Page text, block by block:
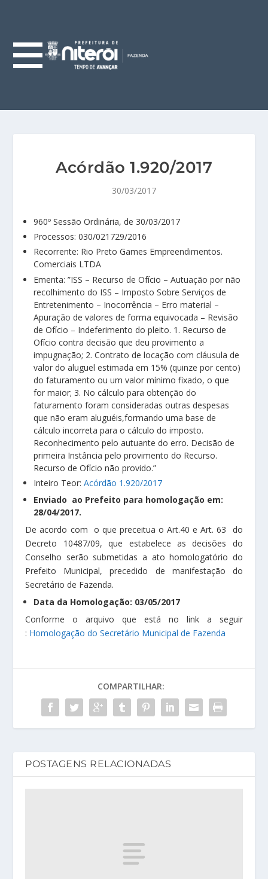
Acórdão 1.920/2017
30/03/2017
960º Sessão Ordinária, de 30/03/2017
Processos: 030/021729/2016
Recorrente: Rio Preto Games Empreendimentos.
Comerciais LTDA
Ementa: ”ISS – Recurso de Ofício – Autuação por não
recolhimento do ISS – Imposto Sobre Serviços de
Entretenimento – Inocorrência – Erro material –
Apuração de valores de forma equivocada – Revisão
de Ofício – Indeferimento do pleito. 1. Recurso de
Ofício contra decisão que deu provimento a
impugnação; 2. Contrato de locação com cláusula de
valor do aluguel estimada em 15% (quinze por cento)
do faturamento ou um valor mínimo fixado, o que
for maior; 3. No cálculo para obtenção do
faturamento foram consideradas outras despesas
que não eram aluguéis,formando uma base de
cálculo incorreta para o cálculo do imposto.
Reconhecimento pelo autuante do erro. Decisão de
primeira Instância pelo provimento do Recurso.
Recurso de Ofício não provido.”
Inteiro Teor:Acórdão 1.920/2017
Enviado ao Prefeito para homologação em:
28/04/2017.
De acordo com o que preceitua o Art.40 e Art. 63 do
Decreto 10487/09, que estabelece as decisões do
Conselho serão submetidas a ato homologatório do
Prefeito Municipal, precedido de manifestação do
Secretário de Fazenda.
Data da Homologação: 03/05/2017
Conforme o arquivo que está no link a seguir
: Homologação do Secretário Municipal de Fazenda
COMPARTILHAR:
POSTAGENS RELACIONADAS